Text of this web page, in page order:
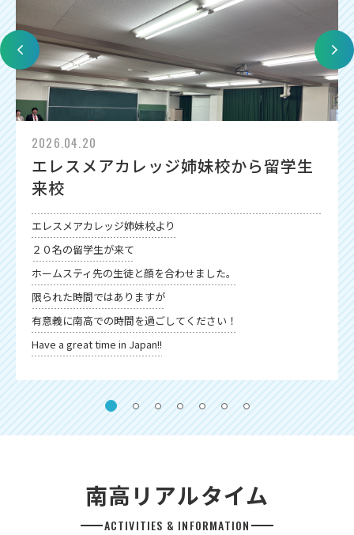
アクセス
お問い合わせ
English
プライバシーポリシー
2026.04.20
エレスメアカレッジ姉妹校から留学生
来校
エレスメアカレッジ姉妹校より
２０名の留学生が来て
ホームスティ先の生徒と顔を合わせました。
限られた時間ではありますが
有意義に南高での時間を過ごしてください！
Have a great time in Japan!!
南高リアルタイム
ACTIVITIES & INFORMATION